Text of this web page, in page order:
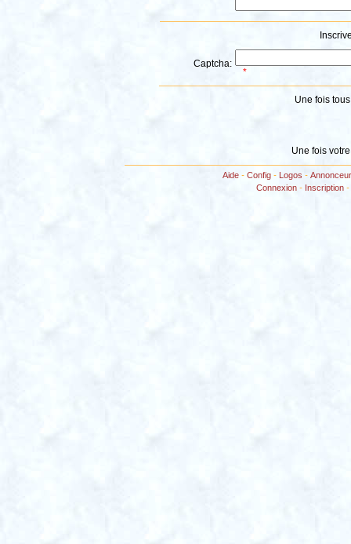
Captcha:
*
Une fois
Une fois
Aide- Config- Logos -
Connexion - Inscription -